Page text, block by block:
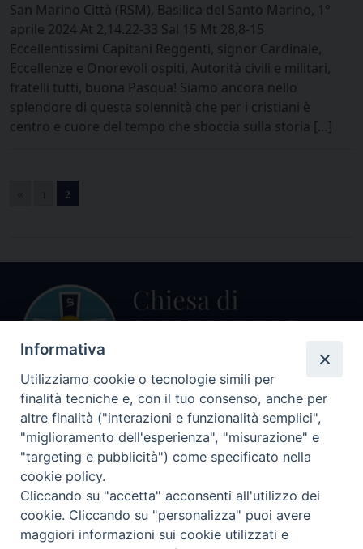
San Marino Città (RSM), Basilica del Santo Marino, 1°
aprile 2024 At 2,14.22-33 Sal 15 Mt 28,8-15
Eccellentissimi Capitani Reggenti, signor Cardinale,
Eccellenze e Onorevoli ospiti, Autorità civili e militari,
fratelli tutti, buona Pasqua! Siamo ancora nello
splendore di questa solennità che per i cristiani è
centro e cuore del tempo che sboccia sulla storia […]
2
Centralino Curia Vescovile
0541 913711
Indirizzo
47864 PENNABILLI (RN)
Seguici su
Informativa
Utilizziamo cookie o tecnologie simili per
finalità tecniche e, con il tuo consenso, anche per
altre finalità ("interazioni e funzionalità semplici",
"miglioramento dell'esperienza", "misurazione" e
"targeting e pubblicità") come specificato nella
cookie policy.
Cliccando su "accetta" acconsenti all'utilizzo dei
cookie. Cliccando su "personalizza" puoi avere
maggiori informazioni sui cookie utilizzati e